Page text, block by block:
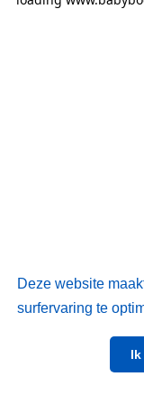
Deze website
surfervaring te